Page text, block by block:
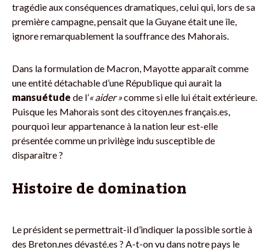
tragédie aux conséquences dramatiques, celui qui, lors de sa
première campagne, pensait que la Guyane était une île,
ignore remarquablement la souffrance des Mahorais.
Dans la formulation de Macron, Mayotte apparaît comme
une entité détachable d’une République qui aurait la
mansuétude de l’« aider »comme si elle lui était extérieure.
Puisque les Mahorais sont des citoyen.nes français.es,
pourquoi leur appartenance à la nation leur est-elle
présentée comme un privilège indu susceptible de
disparaître ?
Histoire de domination
Le président se permettrait-il d’indiquer la possible sortie à
des Breton.nes dévasté.es ? A-t-on vu dans notre pays le